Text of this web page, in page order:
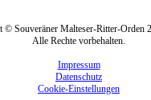
© Souveräner Malteser-Ritter-Orden
Alle Rechte vorbehalten.
Impressum
Datenschutz
Cookie-Einstellungen